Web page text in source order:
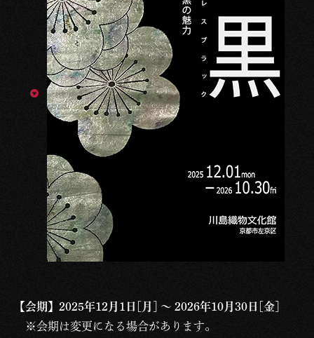
【会期】2025年12月1日[月] ～ 2026年10月30日[金]
※会期は変更になる場合があります。